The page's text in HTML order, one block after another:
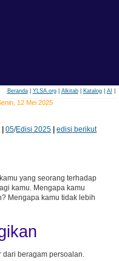
Beranda| YLSA.org| Alkitab| Katalog| AI
12 Mei 2025
|05/Edisi 2025 |edisi berikut
yang seorang terhadap
kamu. Mengapa kamu
Mengapa kamu tidak lebih
dari beragam persoalan.